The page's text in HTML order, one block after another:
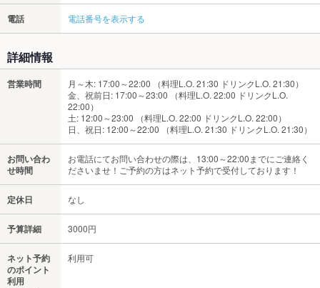
電話 電話番号を表示する
詳細情報
営業時間
月～木: 17:00～22:00 （料理L.O. 21:30 ドリンクL.O. 21:30）
金、祝前日: 17:00～23:00 （料理L.O. 22:00 ドリンクL.O.
22:00）
土: 12:00～23:00 （料理L.O. 22:00 ドリンクL.O. 22:00）
日、祝日: 12:00～22:00 （料理L.O. 21:30 ドリンクL.O. 21:30）
お問い合わ
せ時間
お電話にてお問い合わせの際は、13:00～22:00までにご連絡く
ださいませ！ご予約の方はネット予約で受付しております！
定休日 なし
予算詳細 3000円
ネット予約
のポイント
利用
利用可